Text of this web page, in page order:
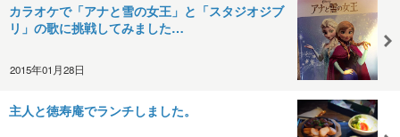
カラオケで「アナと雪の女王」と「スタジオジブ
リ」の歌に挑戦してみました…
2015年01月28日
主人と徳寿庵でランチしました。